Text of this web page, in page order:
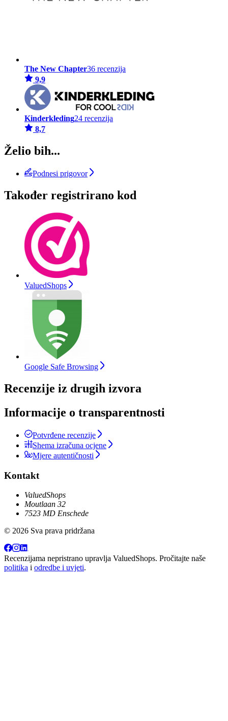
The New Chapter36 recenzija
9,9
Kinderkleding24 recenzija
8,7
Želio bih...
Podnesi prigovor
Također registrirano kod
ValuedShops
Google Safe Browsing
Recenzije iz drugih izvora
Informacije o transparentnosti
Potvrđene recenzije
Shema izračuna ocjene
Mjere autentičnosti
Kontakt
ValuedShops
Moutlaan 32
7523 MD Enschede
© 2026 Sva prava pridržana
Recenzijama nepristrano upravlja ValuedShops. Pročitajte naše
politika i odredbe i uvjeti.